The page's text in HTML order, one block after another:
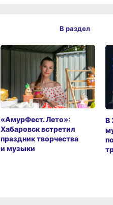
«АмурФест. Лето»:
Хабаровск встретил
праздник творчества
и музыки
В
В раздел